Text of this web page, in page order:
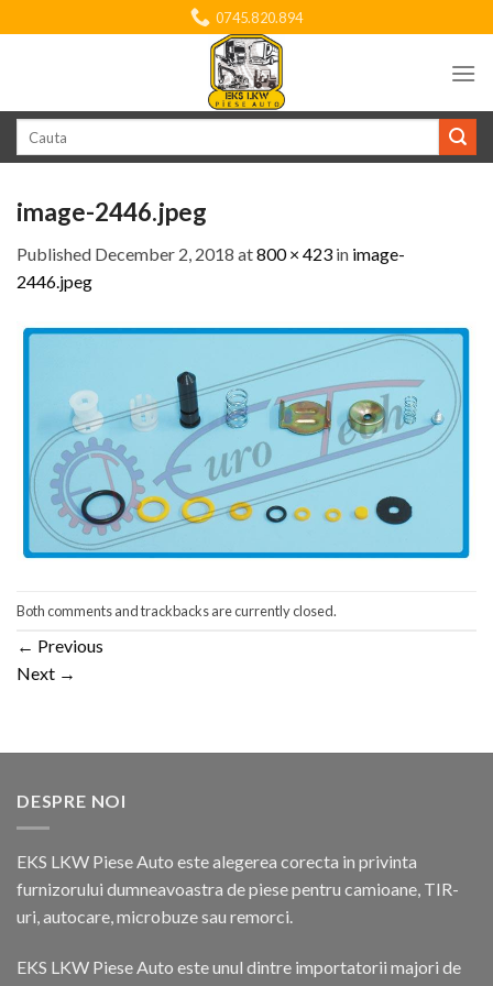
to
0745.820.894
image-2446.jpeg
Published December 2, 2018 at800 × 423 in image-
2446.jpeg
Both comments and trackbacks are currently closed.
← Previous
Next →
DESPRE NOI
EKS LKW Piese Auto este alegerea corecta in privinta
furnizorului dumneavoastra de piese pentru camioane, TIR-
uri, autocare, microbuze sau remorci.
EKS LKW Piese Auto este unul dintre importatorii majori de